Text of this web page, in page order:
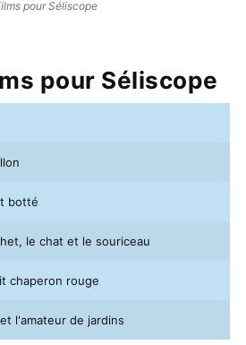
pour Séliscope
pour Séliscope
botté
le chat et le souriceau
chaperon rouge
l'amateur de jardins